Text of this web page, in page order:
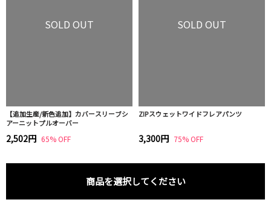
SOLD OUT
【追加生産/新色追加】カバースリーブシ
アーニットプルオーバー
2,502円 65% OFF
SOLD OUT
ZIPスウェットワイドフレアパンツ
3,300円 75% OFF
商品を選択してください